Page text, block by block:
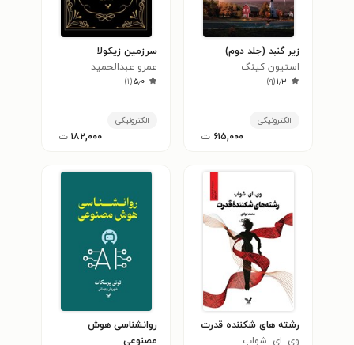
زیر گنبد (جلد دوم)
استیون کینگ
۱٫۳(۹)
الکترونیکی
۶۱۵,۰۰۰ ت
سرزمین زیکولا
عمرو عبدالحمید
۵٫۰(۱)
الکترونیکی
۱۸۲,۰۰۰ ت
رشته های شکننده قدرت
وی. ای. شواب
روانشناسی هوش
مصنوعی